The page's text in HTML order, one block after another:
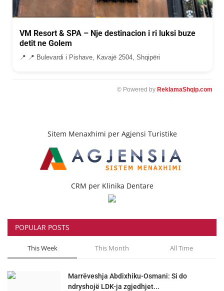
VM Resort & SPA – Nje destinacion i ri luksi buze
detit ne Golem
📍 📍 Bulevardi i Pishave, Kavajë 2504, Shqipëri
© Powered by ReklamaShqip.com
Sitem Menaxhimi per Agjensi Turistike
CRM per Klinika Dentare
POPULAR POSTS
This Week This Month All Time
Marrëveshja Abdixhiku-Osmani: Si do
ndryshojë LDK-ja zgjedhjet...